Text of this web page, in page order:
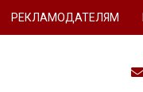
РЕКЛАМОДАТЕЛЯМ